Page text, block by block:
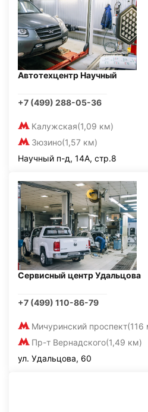
Автотехцентр Научный
+7 (499) 288-05-36
Калужская(1,09 км)
Зюзино(1,57 км)
Научный п-д, 14А, стр.8
Сервисный центр Удальцова
+7 (499) 110-86-79
Мичуринский проспект(116
Пр-т Вернадского(1,49 км)
ул. Удальцова, 60